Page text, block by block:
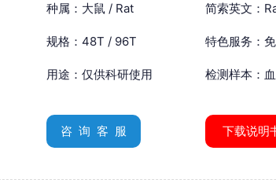
种属：大鼠 / Rat 简索英文：
规格：48T / 96T 特色服务：
用途：仅供科研使用 检测样本：
咨 询 客 服 下载说明